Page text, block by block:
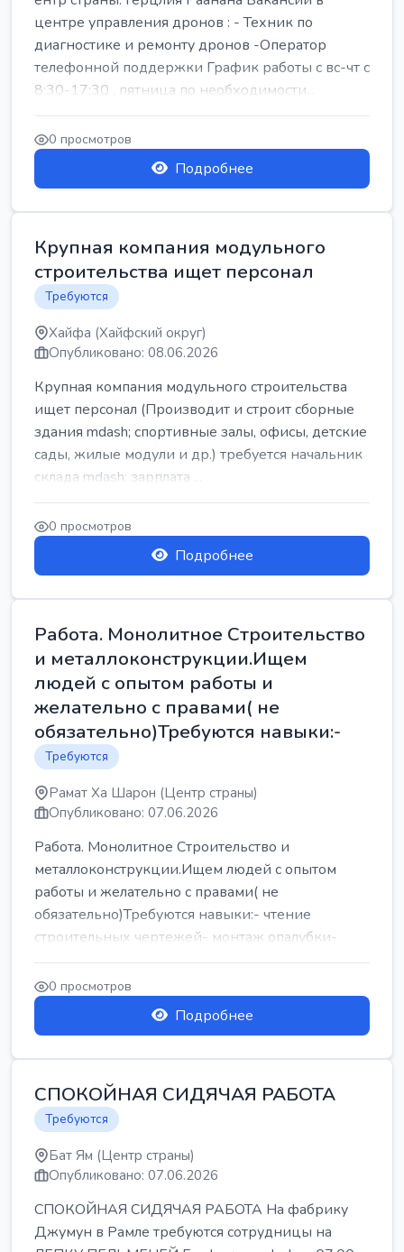
центре управления дронов : - Техник по
диагностике и ремонту дронов -Оператор
телефонной поддержки График работы с вс-чт с
8:30-17:30 , пятница по необходимости...
0 просмотров
Подробнее
Крупная компания модульного
строительства ищет персонал
Требуются
Хайфа (Хайфский округ)
Опубликовано: 08.06.2026
Крупная компания модульного строительства
ищет персонал (Производит и строит сборные
здания mdash; спортивные залы, офисы, детские
сады, жилые модули и др.) требуется начальник
склада mdash; зарплата ...
0 просмотров
Подробнее
Работа. Монолитное Строительство
и металлоконструкции.Ищем
людей с опытом работы и
желательно с правами( не
обязательно)Требуются навыки:-
Требуются
Рамат Ха Шарон (Центр страны)
Опубликовано: 07.06.2026
Работа. Монолитное Строительство и
металлоконструкции.Ищем людей с опытом
работы и желательно с правами( не
обязательно)Требуются навыки:- чтение
строительных чертежей- монтаж опалубки-
армокаркасыОпл...
0 просмотров
Подробнее
СПОКОЙНАЯ СИДЯЧАЯ РАБОТА
Требуются
Бат Ям (Центр страны)
Опубликовано: 07.06.2026
СПОКОЙНАЯ СИДЯЧАЯ РАБОТА На фабрику
Джумун в Рамле требуются сотрудницы на